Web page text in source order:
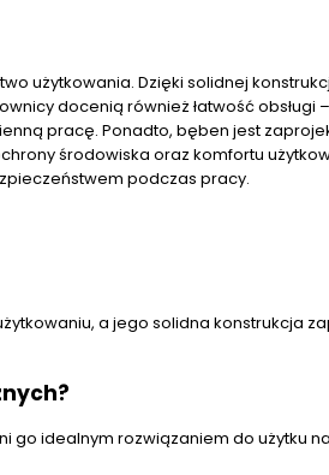
użytkowania. Dzięki solidnej
docenią również łatwość obsługi –
pracę. Ponadto, bęben jest
środowiska oraz komfortu
podczas pracy.
a jego solidna konstrukcja
go idealnym rozwiązaniem do użytku na